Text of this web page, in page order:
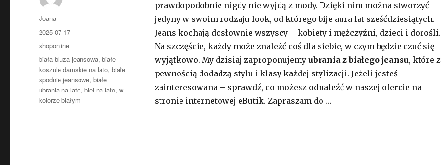
prawdopodobnie nigdy nie wyjdą z mody. Dzięki nim można stworzyć
jedyny w swoim rodzaju look, od którego bije aura lat sześćdziesiątych.
Jeans kochają dosłownie wszyscy – kobiety i mężczyźni, dzieci i dorośli.
Na szczęście, każdy może znaleźć coś dla siebie, w czym będzie czuć się
wyjątkowo. My dzisiaj zaproponujemy ubrania z białego jeansu, które z
pewnością dodadzą stylu i klasy każdej stylizacji. Jeżeli jesteś
zainteresowana – sprawdź, co możesz odnaleźć w naszej ofercie na
stronie internetowej eButik. Zapraszam do …
Autor
Joana
Opublikowano
2025-07-17
Kategorie
shoponline
Tagi
biała bluza jeansowa,białe
koszule damskie na lato,białe
spodnie jeansowe,białe
ubrania na lato,biel na lato,w
kolorze białym